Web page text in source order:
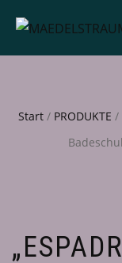
Start / PRODUKTE /